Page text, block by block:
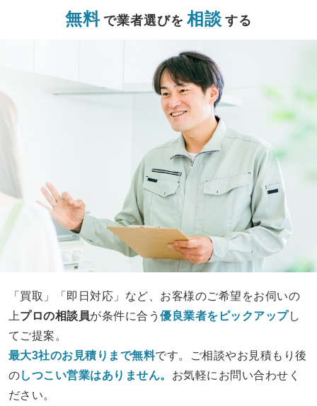
無料 で業者選びを 相談 する
「買取」「即日対応」など、お客様のご希望をお伺いの
上プロの相談員が条件に合う優良業者をピックアップし
てご提案。
最大3社のお見積りまで無料です。ご相談やお見積もり後
のしつこい営業はありません。 お気軽にお問い合わせく
ださい。